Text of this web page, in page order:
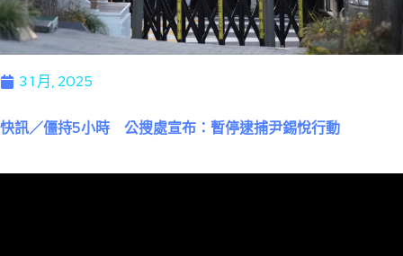
3 1 月, 2025
快訊／僵持5小時 公搜處宣布：暫停逮捕尹錫悅行動